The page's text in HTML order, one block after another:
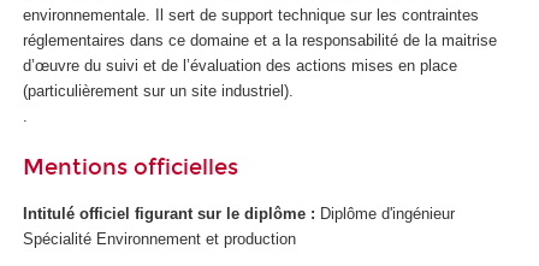
environnementale. Il sert de support technique sur les contraintes
réglementaires dans ce domaine et a la responsabilité de la maitrise
d’œuvre du suivi et de l’évaluation des actions mises en place
(particulièrement sur un site industriel).
Mentions officielles
Intitulé officiel figurant sur le diplôme : Diplôme d'ingénieur
Spécialité Environnement et production